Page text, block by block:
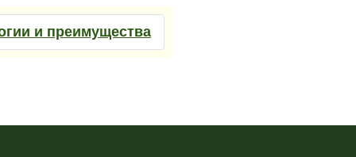
и преимущества